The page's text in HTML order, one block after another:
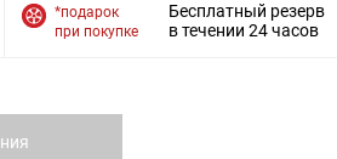
*подарок
при покупке
Бесплатный резерв
в течении 24 часов